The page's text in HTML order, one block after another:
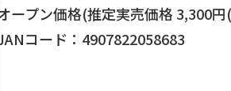
ープン価格(推定実売価格 3,300円(
コード：4907822058683